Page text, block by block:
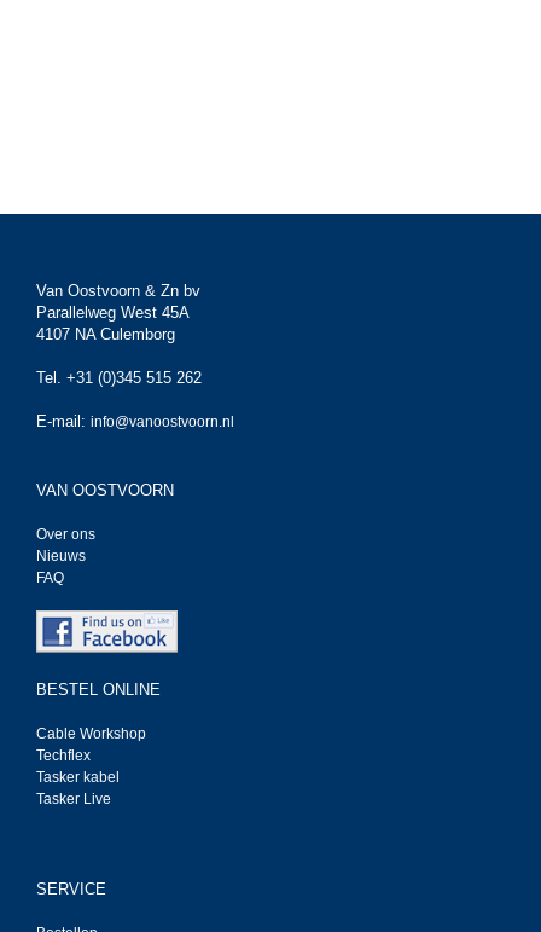
Van Oostvoorn & Zn bv
Parallelweg West 45A
4107 NA Culemborg
Tel. +31 (0)345 515 262
E-mail: info@vanoostvoorn.nl
VAN OOSTVOORN
Over ons
Nieuws
FAQ
BESTEL ONLINE
Cable Workshop
Techflex
Tasker kabel
Tasker Live
SERVICE